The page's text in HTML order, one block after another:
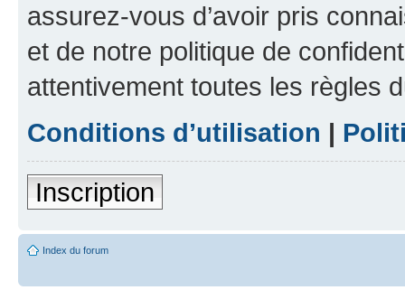
assurez-vous d’avoir pris
et de notre politique de
attentivement toutes les règles
Conditions d’utilisation |
Inscription
Index du forum